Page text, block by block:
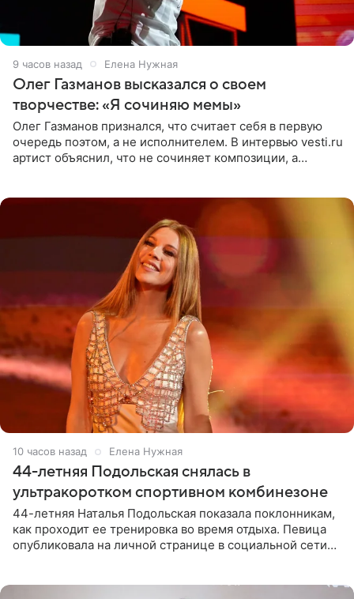
9 часов назад Елена Нужная
Олег Газманов высказался о своем
творчестве: «Я сочиняю мемы»
Олег Газманов признался, что считает себя в первую
очередь поэтом, а не исполнителем. В интервью vesti.ru
артист объяснил, что не сочиняет композиции, а
10 часов назад Елена Нужная
44-летняя Подольская снялась в
ультракоротком спортивном комбинезоне
44-летняя Наталья Подольская показала поклонникам,
как проходит ее тренировка во время отдыха. Певица
опубликовала на личной странице в социальной сети